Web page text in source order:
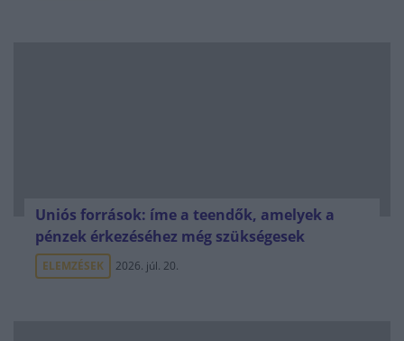
Uniós források: íme a teendők, amelyek a
pénzek érkezéséhez még szükségesek
ELEMZÉSEK 2026. júl. 20.